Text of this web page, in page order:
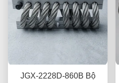
JGX-2228D-860B Bộ